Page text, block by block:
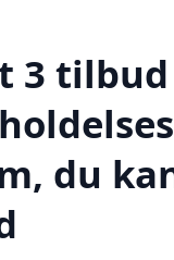
3
du